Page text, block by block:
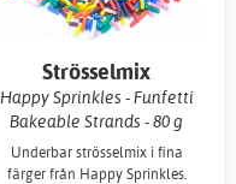
Strösselmix
Happy Sprinkles - Funfetti
Bakeable Strands - 80 g
Underbar strösselmix i fina
färger från Happy Sprinkles.